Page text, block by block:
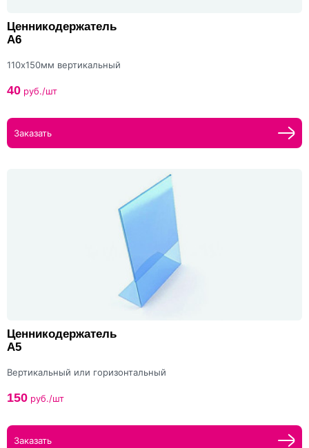
Ценникодержатель
А6
110х150мм вертикальный
40 руб./шт
Заказать
Ценникодержатель
А5
Вертикальный или горизонтальный
150 руб./шт
Заказать